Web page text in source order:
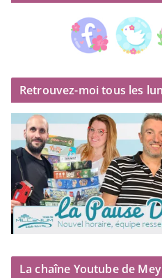
Retrouvez-moi tous les
La chaîne Youtube de